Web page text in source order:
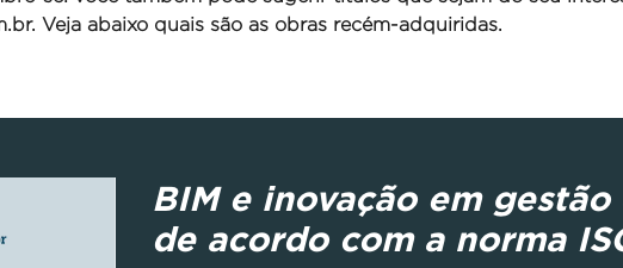
Veja abaixo quais são as obras recém-adquiridas.
BIM e inovação em
de acordo com a norma